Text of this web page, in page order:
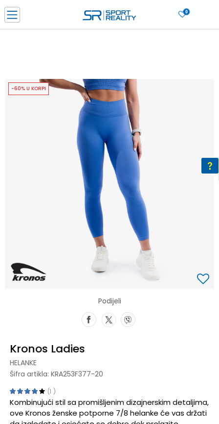
0
SAZNAJTE VIŠE
CLICK & COLLECT Platite karticom online i preuzmite u prodavnici po vašem
izboru
SAZNAJTE VIŠE
-60% U KORPI
Podijeli
Kronos Ladies
HELANKE
Šifra artikla: KRA253F377-20
1
Kombinujući stil sa promišljenim dizajnerskim detaljima,
ove Kronos ženske potporne 7/8 helanke će vas držati